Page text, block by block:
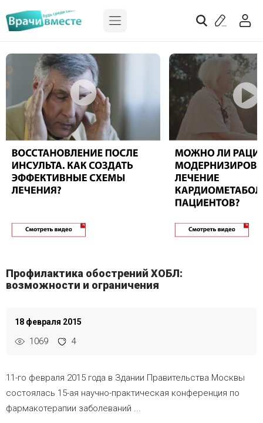
Профилактика обострений ХОБЛ:
возможности и ограничения
18 февраля 2015
1069 4
11-го февраля 2015 года в Здании Правительства Москвы
состоялась 15-ая научно-практическая конференция по
фармакотерапии заболеваний ...